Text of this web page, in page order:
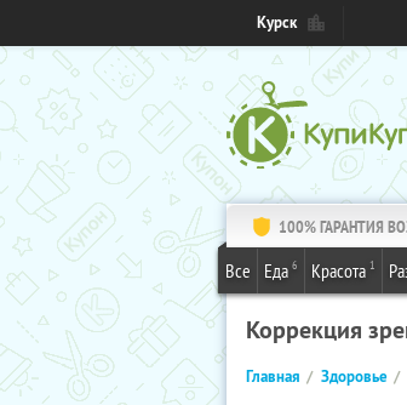
Курск
100% ГАРАНТИЯ
Все Еда 6 Красота 1
Коррекция
Главная Здоровье